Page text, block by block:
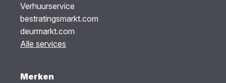
Verhuurservice
bestratingsmarkt.com
deurmarkt.com
Alle services
Merken